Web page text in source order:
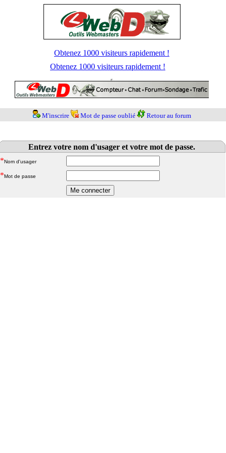
Obtenez 1000 visiteurs rapidement !
Obtenez 1000 visiteurs rapidement !
M'inscrire Mot de passe oublié Retour au forum
Entrez votre nom d'usager et votre mot de passe.
*Nom d'usager
*Mot de passe